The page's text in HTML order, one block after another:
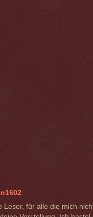
Leser, für alle die mich